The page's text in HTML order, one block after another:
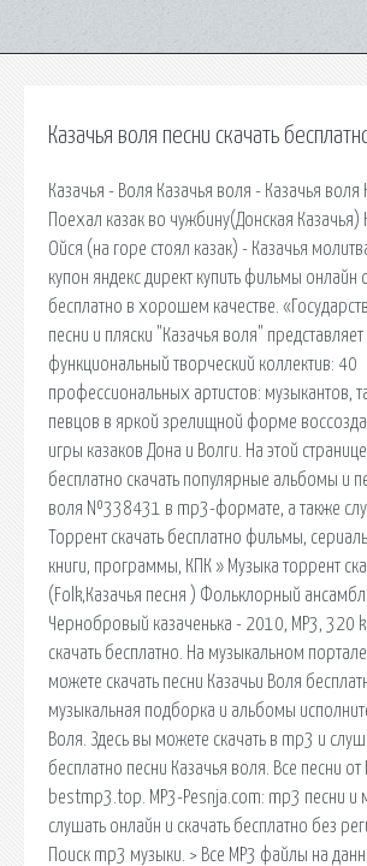
Казачья воля песни скачать
Казачья - Воля Казачья воля - Казачья воля
Поехал казак во чужбину(Донская Казачья)
Ойся (на горе стоял казак) - Казачья
купон яндекс директ купить фильмы онлайн
бесплатно в хорошем качестве.
песни и пляски "Казачья воля"
функциональный творческий коллектив: 40
профессиональных артистов: музыкантов,
певцов в яркой зрелищной форме
игры казаков Дона и Волги. На этой
бесплатно скачать популярные альбомы и
воля №338431 в mp3-формате, а также
Торрент скачать бесплатно фильмы,
книги, программы, КПК » Музыка торрент
(Folk,Казачья песня ) Фольклорный
Чернобровый казаченька - 2010, MP3, 320
скачать бесплатно. На музыкальном
можете скачать песни Казачьи Воля
музыкальная подборка и альбомы
Воля. Здесь вы можете скачать в mp3 и
бесплатно песни Казачья воля. Все песни от
bestmp3.top. MP3-Pesnja.com: mp3 песни и
слушать онлайн и скачать бесплатно без
Поиск mp3 музыки. > Все MP3 файлы на